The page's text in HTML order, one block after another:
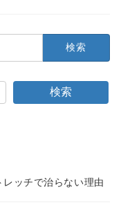
検索
ッチで治らない理由